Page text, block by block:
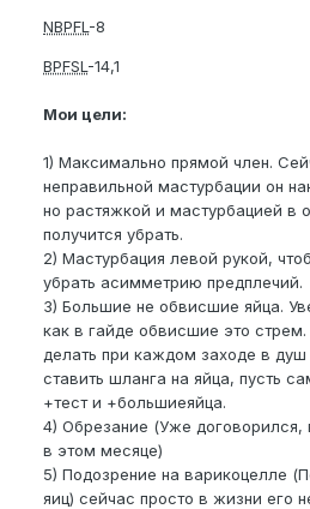
NBPFL -8
BPFSL -14,1
Мои цели:
1) Максимально прямой член.
неправильной мастурбации он
но растяжкой и мастурбацией в
получится убрать.
2) Мастурбация левой рукой,
убрать асимметрию предплечий.
3) Большие не обвисшие яйца.
как в гайде обвисшие это
делать при каждом заходе в
ставить шланга на яйца, пусть
+тест и +большиеяйца.
4) Обрезание (Уже договорился,
в этом месяце)
5) Подозрение на варикоцелле
яиц) сейчас просто в жизни его